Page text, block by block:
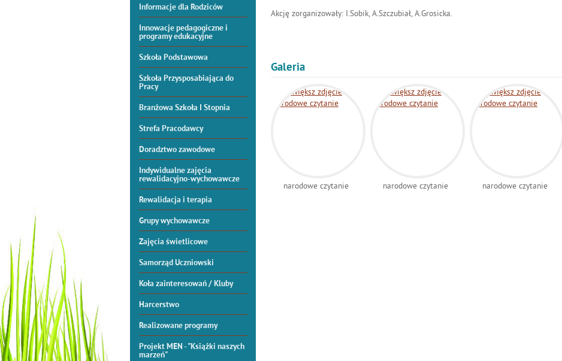
Informacje dla Rodziców
Innowacje pedagogiczne i
programy edukacyjne
Szkoła Podstawowa
Szkoła Przysposabiająca do
Pracy
Branżowa Szkoła I Stopnia
Strefa Pracodawcy
Doradztwo zawodowe
Indywidualne zajęcia
rewalidacyjno-wychowawcze
Rewalidacja i terapia
Grupy wychowawcze
Zajęcia świetlicowe
Samorząd Uczniowski
Koła zainteresowań / Kluby
Harcerstwo
Realizowane programy
Projekt MEN - "Książki naszych
marzeń"
Akcję zorganizowały: I.Sobik, A.Szczubiał, A.Grosicka.
Galeria
narodowe czytanie narodowe czytanie narodowe czytanie